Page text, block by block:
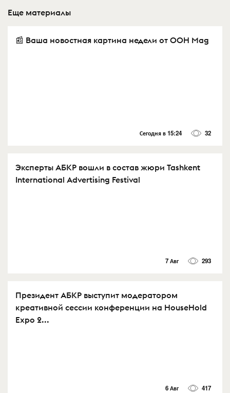
Еще материалы
📰 Ваша новостная картина недели от OOH Mag
Сегодня в 15:24 32
Эксперты АБКР вошли в состав жюри Tashkent
International Advertising Festival
7 Авг 293
Президент АБКР выступит модератором
креативной сессии конференции на HouseHold
Expo 2...
6 Авг 417